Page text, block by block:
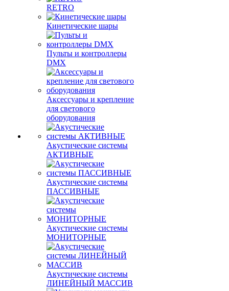
RETRO
Кинетические шары
Пульты и контроллеры
DMX
Аксессуары и крепление
для светового
оборудования
Акустические системы
АКТИВНЫЕ
Акустические системы
ПАССИВНЫЕ
Акустические системы
МОНИТОРНЫЕ
Акустические системы
ЛИНЕЙНЫЙ МАССИВ